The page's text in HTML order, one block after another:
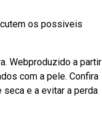
os possiveis
Webproduzido a partir
com a pele. Confira
e a evitar a perda